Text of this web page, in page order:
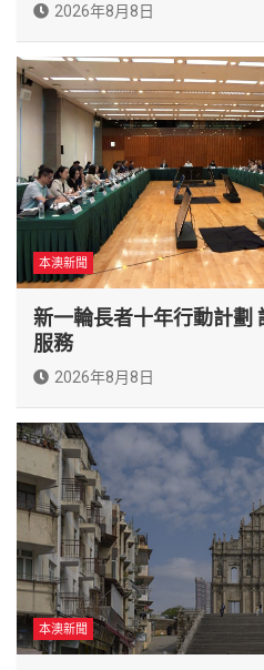
2026年8月8日
本澳新聞
新一輪長者十年行動計劃
服務
2026年8月8日
本澳新聞